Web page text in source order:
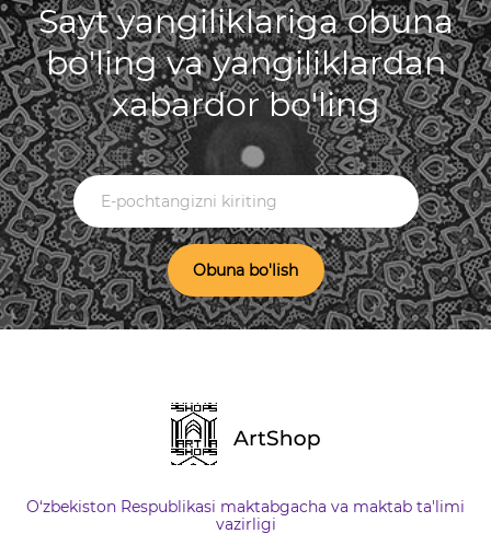
Sayt yangiliklariga obuna
bo'ling va yangiliklardan
xabardor bo'ling
Obuna bo'lish
O‘zbekiston Respublikasi maktabgacha va maktab ta'limi
vazirligi